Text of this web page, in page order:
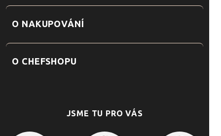
O NAKUPOVÁNÍ
O CHEFSHOPU
JSME TU PRO VÁS